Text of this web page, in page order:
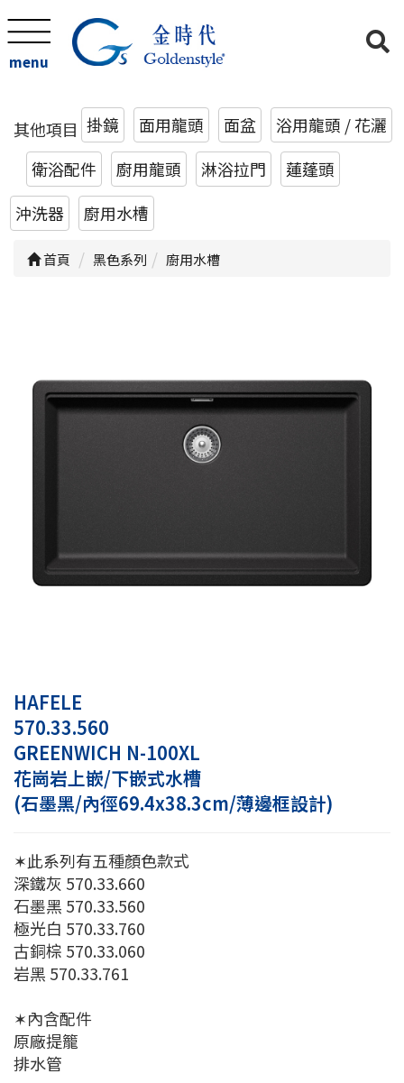
menu
其他項目 掛鏡 面用龍頭 面盆
浴用龍頭 / 花灑
衛浴配件
廚用龍頭 淋浴拉門
蓮蓬頭
沖洗器
廚用水槽
首頁 黑色系列 廚用水槽
HAFELE
570.33.560
GREENWICH N-100XL
花崗岩上嵌/下嵌式水槽
(石墨黑/內徑69.4x38.3cm/薄邊框設計)
✶此系列有五種顏色款式
深鐵灰 570.33.660
石墨黑 570.33.560
極光白 570.33.760
古銅棕 570.33.060
岩黑 570.33.761
✶內含配件
原廠提籠
排水管